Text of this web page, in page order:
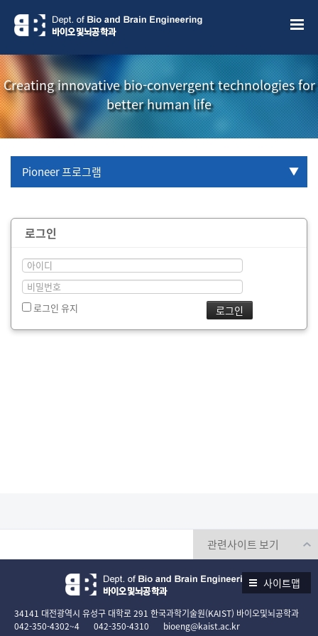
Creating innovative bio-convergent technologies for
better human life
Pioneer 프로그램
학부생 국제학술대회 참관프로그램
로그인
로그인 유지
사이트맵
34141 대전광역시 유성구 대학로 291 한국과학기술원(KAIST) 바이오및뇌공학과
042-350-4302~4
042-350-4310 bioeng@kaist.ac.kr